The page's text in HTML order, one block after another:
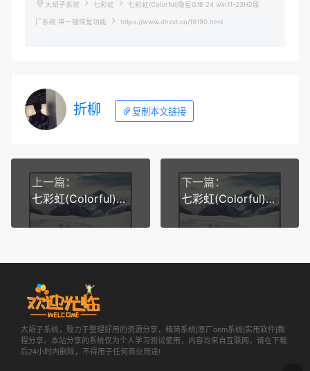
大胡子系统 七彩虹 七彩虹(Colorful)隐星G16 24 win11-23H2原
厂系统 带一键恢复功能 https://www.dhzxt.cn/19190.html
折柳 复制本文链接
上一篇：
七彩虹(Colorful)隐星G15 24 win11-23H2原厂系统 带一键恢复功能
下一篇：
七彩虹(Colorful)隐星G16Pro 2025 win11-24H2原厂系统 带一键恢复功能
大胡子系统，致力于整理好用的资源分享，精简系统|原厂oem系统|实用软件|教
程分享。本站分享的系统仅为个人学习测试使用，内容均来自互联网，请在下载
后24小时内删除，不得用于任何商业用途!